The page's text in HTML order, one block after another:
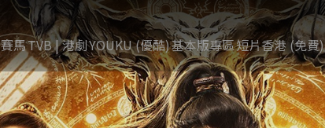
賽馬TVB | 港劇YOUKU (優酷)基本版專區短片香港 (免費)